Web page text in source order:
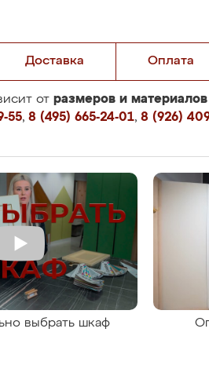
Доставка Оплата
от размеров и материалов
55, 8 (495) 665-24-01, 8 (926)
выбрать шкаф